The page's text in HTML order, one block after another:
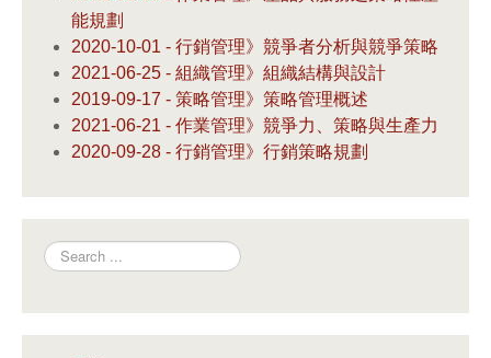
能規劃
2020-10-01 - 行銷管理》競爭者分析與競爭策略
2021-06-25 - 組織管理》組織結構與設計
2019-09-17 - 策略管理》策略管理概述
2021-06-21 - 作業管理》競爭力、策略與生產力
2020-09-28 - 行銷管理》行銷策略規劃
Search